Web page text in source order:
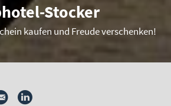
Stocker
kaufen und Freude verschenken!